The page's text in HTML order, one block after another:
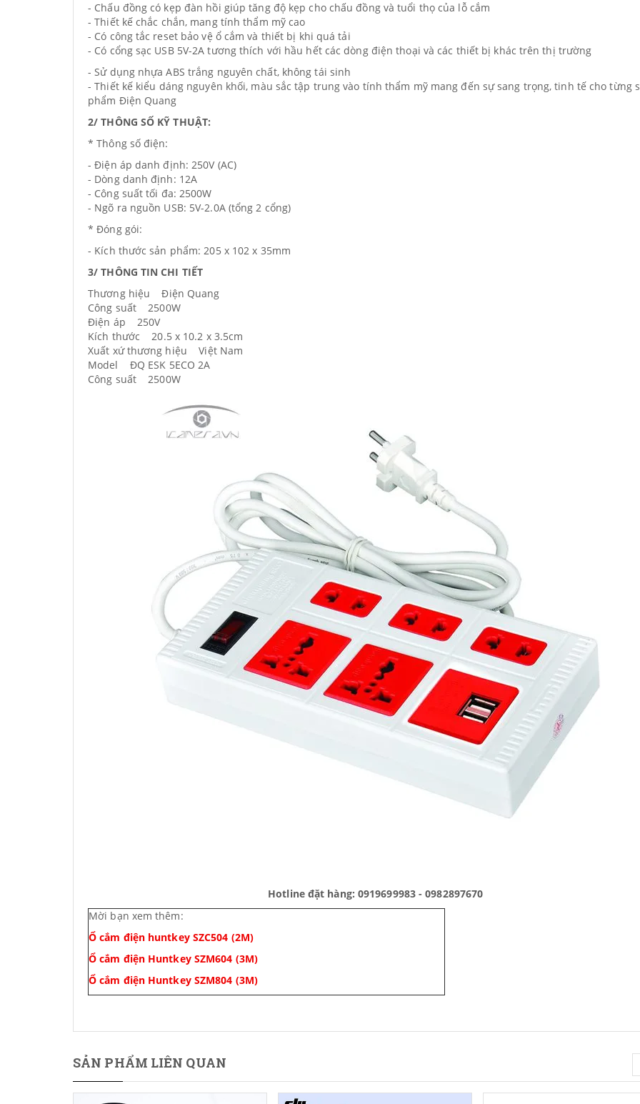
- Chấu đồng có kẹp đàn hồi giúp tăng độ kẹp cho chấu đồng và tuổi thọ của lỗ cắm
- Thiết kế chắc chắn, mang tính thẩm mỹ cao
- Có công tắc reset bảo vệ ổ cắm và thiết bị khi quá tải
- Có cổng sạc USB 5V-2A tương thích với hầu hết các dòng điện thoại và các thiết bị khác trên thị trường
- Sử dụng nhựa ABS trắng nguyên chất, không tái sinh
- Thiết kế kiểu dáng nguyên khối, màu sắc tập trung vào tính thẩm mỹ mang đến sự sang trọng, tinh tế cho từng
phẩm Điện Quang
2/ THÔNG SỐ KỸ THUẬT:
* Thông số điện:
- Điện áp danh định: 250V (AC)
- Dòng danh định: 12A
- Công suất tối đa: 2500W
- Ngõ ra nguồn USB: 5V-2.0A (tổng 2 cổng)
* Đóng gói:
- Kích thước sản phẩm: 205 x 102 x 35mm
3/ THÔNG TIN CHI TIẾT
Thương hiệu Điện Quang
Công suất 2500W
Điện áp 250V
Kích thước 20.5 x 10.2 x 3.5cm
Xuất xứ thương hiệu Việt Nam
Model ĐQ ESK 5ECO 2A
Công suất 2500W
Hotline đặt hàng: 0919699983 - 0982897670
Mời bạn xem thêm:
Ổ cắm điện huntkey SZC504 (2M)
Ổ cắm điện Huntkey SZM604 (3M)
Ổ cắm điện Huntkey SZM804 (3M)
SẢN PHẨM LIÊN QUAN